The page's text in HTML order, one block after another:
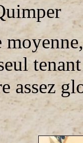
assez